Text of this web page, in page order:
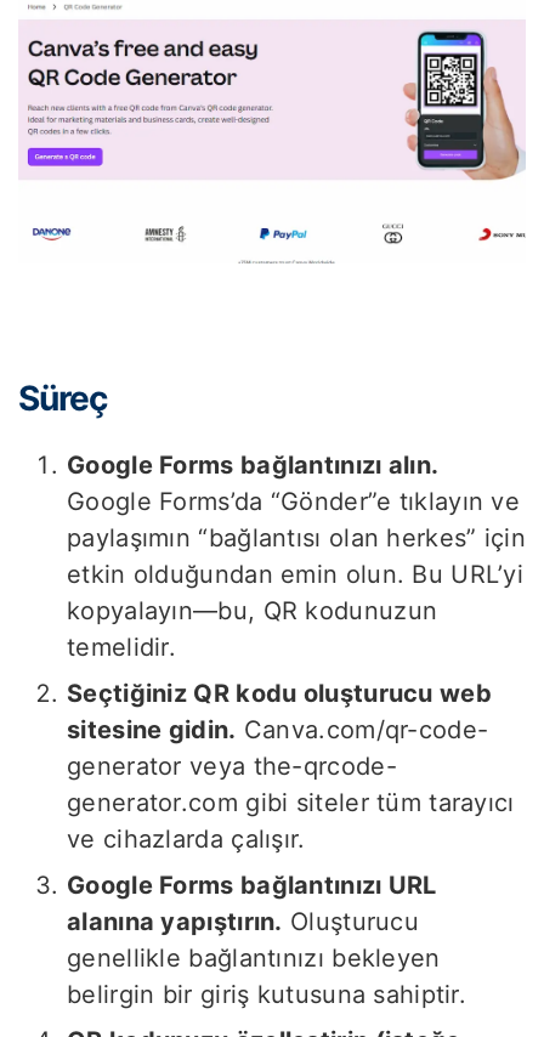
Süreç
Google Forms bağlantınızı alın.
Google Forms’da “Gönder”e tıklayın ve
paylaşımın “bağlantısı olan herkes” için
etkin olduğundan emin olun. Bu URL’yi
kopyalayın—bu, QR kodunuzun
temelidir.
Seçtiğiniz QR kodu oluşturucu web
sitesine gidin. Canva.com/qr-code-
generator veya the-qrcode-
generator.com gibi siteler tüm tarayıcı
ve cihazlarda çalışır.
Google Forms bağlantınızı URL
alanına yapıştırın. Oluşturucu
genellikle bağlantınızı bekleyen
belirgin bir giriş kutusuna sahiptir.